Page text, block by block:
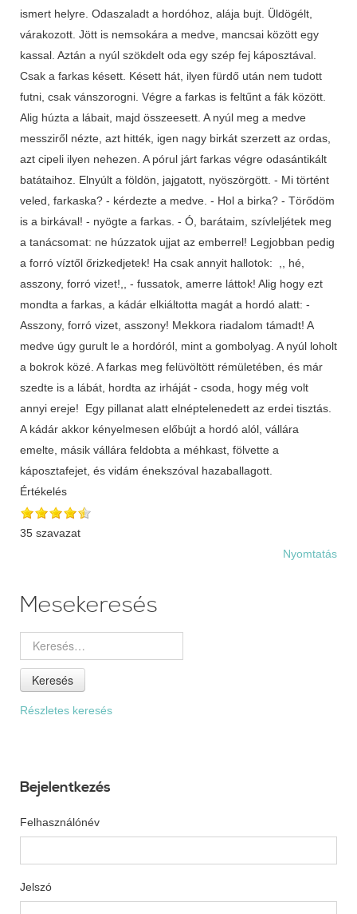
ismert helyre. Odaszaladt a hordóhoz, alája bujt. Üldögélt,
várakozott. Jött is nemsokára a medve, mancsai között egy
kassal. Aztán a nyúl szökdelt oda egy szép fej káposztával.
Csak a farkas késett. Késett hát, ilyen fürdő után nem tudott
futni, csak vánszorogni. Végre a farkas is feltűnt a fák között.
Alig húzta a lábait, majd összeesett. A nyúl meg a medve
messziről nézte, azt hitték, igen nagy birkát szerzett az ordas,
azt cipeli ilyen nehezen. A pórul járt farkas végre odasántikált
batátaihoz. Elnyúlt a földön, jajgatott, nyöszörgött. - Mi történt
veled, farkaska? - kérdezte a medve. - Hol a birka? - Törődöm
is a birkával! - nyögte a farkas. - Ó, barátaim, szívleljétek meg
a tanácsomat: ne húzzatok ujjat az emberrel! Legjobban pedig
a forró víztől őrizkedjetek! Ha csak annyit hallotok: ,, hé,
asszony, forró vizet!,, - fussatok, amerre láttok! Alig hogy ezt
mondta a farkas, a kádár elkiáltotta magát a hordó alatt: -
Asszony, forró vizet, asszony! Mekkora riadalom támadt! A
medve úgy gurult le a hordóról, mint a gombolyag. A nyúl loholt
a bokrok közé. A farkas meg felüvöltött rémületében, és már
szedte is a lábát, hordta az irháját - csoda, hogy még volt
annyi ereje! Egy pillanat alatt elnéptelenedett az erdei tisztás.
A kádár akkor kényelmesen előbújt a hordó alól, vállára
emelte, másik vállára feldobta a méhkast, fölvette a
káposztafejet, és vidám énekszóval hazaballagott.
Értékelés
35 szavazat
Nyomtatás
Mesekeresés
Keresés
Részletes keresés
Bejelentkezés
Felhasználónév
Jelszó